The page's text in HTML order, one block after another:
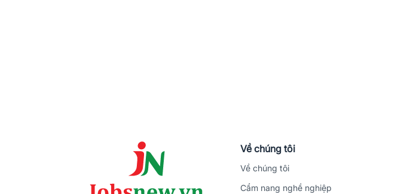
Về chúng tôi
Về chúng tôi
Cẩm nang nghề nghiệp